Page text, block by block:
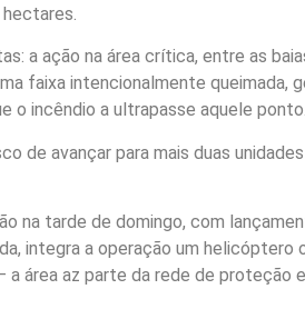
a ação na área crítica, entre as
faixa intencionalmente queimada,
o incêndio a ultrapasse aquele ponto.
de avançar para mais duas
na tarde de domingo, com
integra a operação um helicóptero
a área az parte da rede de proteção e